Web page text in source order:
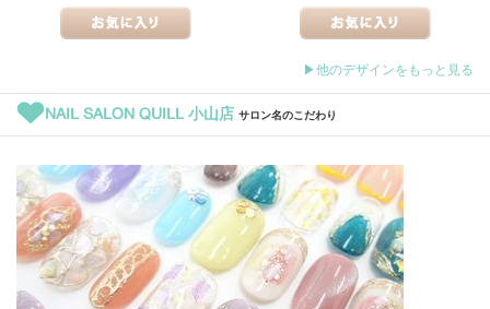
▶他のデザインをもっと見る
NAIL SALON QUILL 小山店 サロン名のこだわり